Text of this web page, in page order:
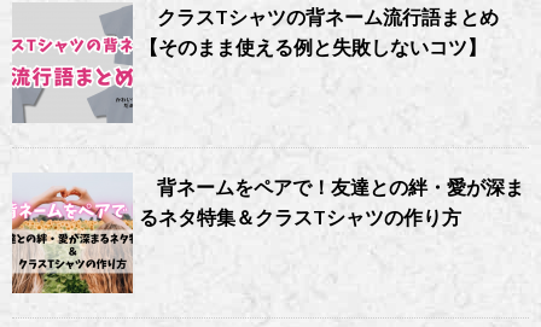
クラスTシャツの背ネーム流行語まとめ
【そのまま使える例と失敗しないコツ】
背ネームをペアで！友達との絆・愛が深ま
るネタ特集＆クラスTシャツの作り方